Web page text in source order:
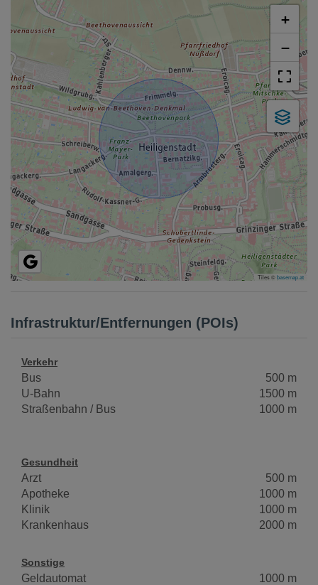
+
−
Tiles ©basemap.at
Infrastruktur/Entfernungen (POIs)
Verkehr
Bus
500 m
U-Bahn
1500 m
Straßenbahn / Bus
1000 m
Gesundheit
Arzt
500 m
Apotheke
1000 m
Klinik
1000 m
Krankenhaus
2000 m
Sonstige
Geldautomat
1000 m